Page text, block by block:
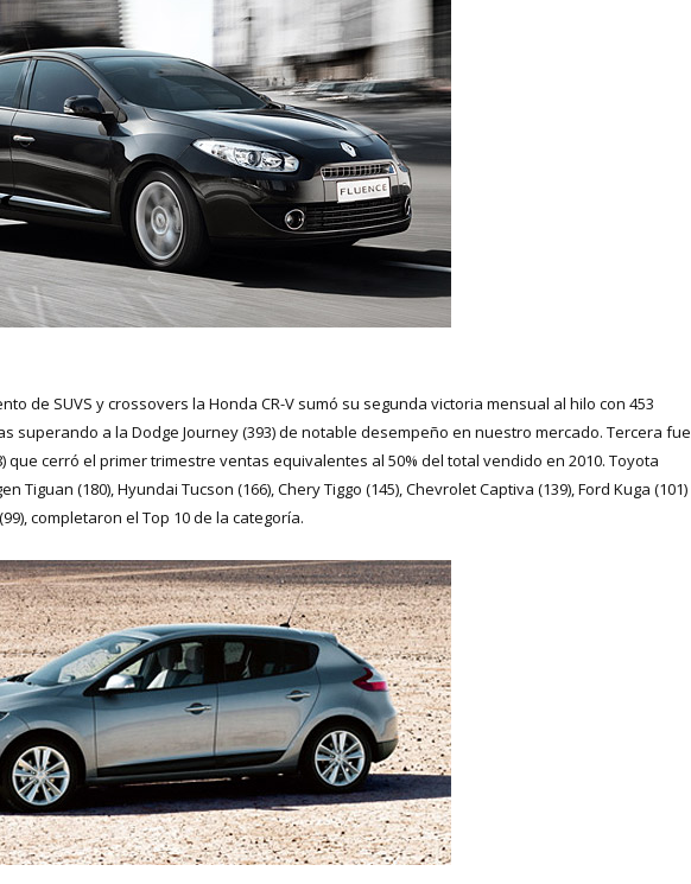
de SUVS y crossovers la Honda CR-V sumó su segunda victoria mensual al hilo con 453
superando a la Dodge Journey (393) de notable desempeño en nuestro mercado. Tercera fue
que cerró el primer trimestre ventas equivalentes al 50% del total vendido en 2010. Toyota
Tiguan (180), Hyundai Tucson (166), Chery Tiggo (145), Chevrolet Captiva (139), Ford Kuga (101)
completaron el Top 10 de la categoría.